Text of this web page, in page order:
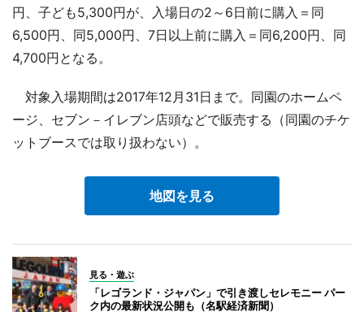
円、子ども5,300円が、入場日の2～6日前に購入＝同
6,500円、同5,000円、7日以上前に購入＝同6,200円、同
4,700円となる。
対象入場期間は2017年12月31日まで。同園のホームペ
ージ、セブン－イレブン店頭などで販売する（同園のチケ
ットブースでは取り扱わない）。
地図を見る
見る・遊ぶ
「レゴランド・ジャパン」で引き渡しセレモニー パー
ク内の最新状況公開も（名駅経済新聞）